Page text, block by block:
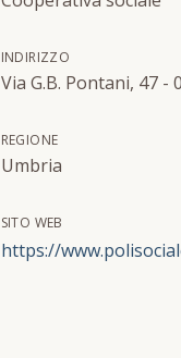
INDIRIZZO
Via G.B. Pontani, 47 -
REGIONE
Umbria
SITO WEB
https://